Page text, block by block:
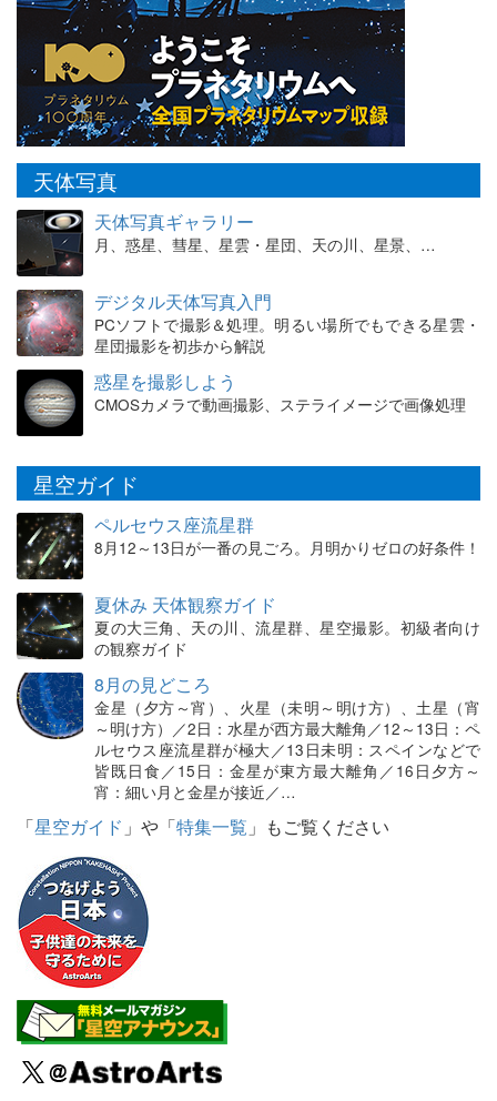
天体写真
天体写真ギャラリー
月、惑星、彗星、星雲・星団、天の川、星景、…
デジタル天体写真入門
PCソフトで撮影＆処理。明るい場所でもできる星雲・
星団撮影を初歩から解説
惑星を撮影しよう
CMOSカメラで動画撮影、ステライメージで画像処理
星空ガイド
ペルセウス座流星群
8月12～13日が一番の見ごろ。月明かりゼロの好条件！
夏休み 天体観察ガイド
夏の大三角、天の川、流星群、星空撮影。初級者向け
の観察ガイド
8月の見どころ
金星（夕方～宵）、火星（未明～明け方）、土星（宵
～明け方）／2日：水星が西方最大離角／12～13日：ペ
ルセウス座流星群が極大／13日未明：スペインなどで
皆既日食／15日：金星が東方最大離角／16日夕方～
宵：細い月と金星が接近／…
「星空ガイド 」や「特集一覧 」もご覧ください